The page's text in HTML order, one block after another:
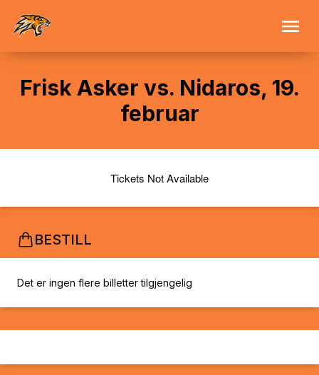
Frisk Asker vs. Nidaros, 19.
februar
Tickets Not Available
BESTILL
Det er ingen flere billetter tilgjengelig